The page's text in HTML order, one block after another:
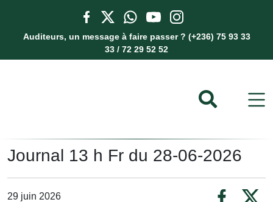
Auditeurs, un message à faire passer ? (+236) 75 93 33
33 / 72 29 52 52
Journal 13 h Fr du 28-06-2026
29 juin 2026